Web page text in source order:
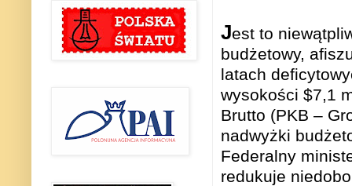
Jest to
budżetowy,
latach
wysokości $7,1
Brutto (PKB –
nadwyżki
Federalny
redukuje